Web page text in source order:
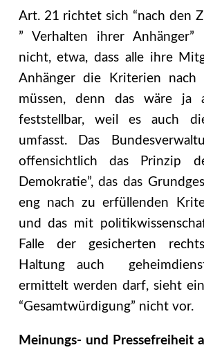
Art. 21 richtet sich “nach den
” Verhalten ihrer
nicht, etwa, dass alle ihre
Anhänger die Kriterien nach
müssen, denn das wäre ja
feststellbar, weil es auch
umfasst. Das
offensichtlich das Prinzip
Demokratie”, das das
eng nach zu erfüllenden
und das mit
Falle der gesicherten
Haltung auch
ermittelt werden darf, sieht
“Gesamtwürdigung” nicht vor.
Meinungs- und Pressefreiheit